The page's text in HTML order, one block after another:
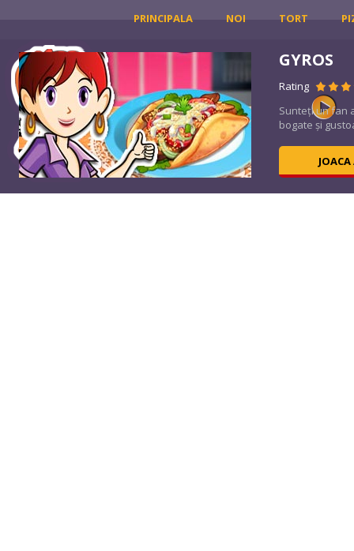
PRINCIPALA NOI TORT
GYROS
Rating
Sunteți un fan
bogate și